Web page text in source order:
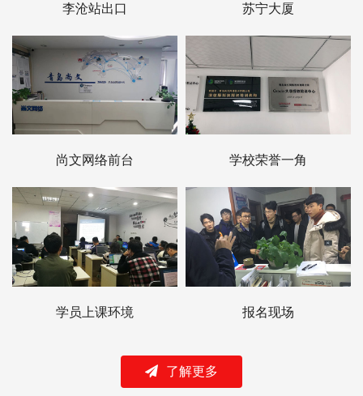
李沧站出口 苏宁大厦
尚文网络前台 学校荣誉一角
学员上课环境 报名现场
了解更多